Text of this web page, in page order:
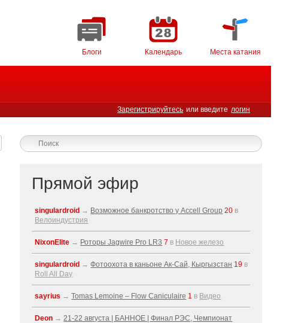
Блоги Календарь Места катания
Зарегистрируйтесь или введите логин
Прямой эфир
singulardroid → Возможное банкротство у Accell Group 20 в
Велоиндустрия
NixonElite → Роторы Jagwire Pro LR3 7 в Новое железо
singulardroid →Фотоохота в каньоне Ак-Cай, Кыргызстан 19 в
Roll All Day
sayrius →Tomas Lemoine – Flow Caniculaire 1 в Видео
Deon →21-22 августа | БАННОЕ | Финал РЭС, Чемпионат